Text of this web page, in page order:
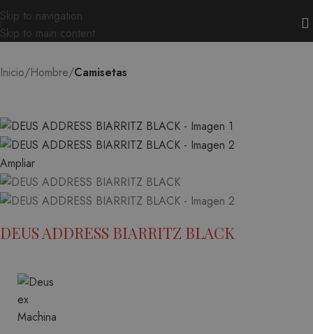
Skip to navigation
Skip to main content
Inicio Hombre Camisetas
Ampliar
DEUS ADDRESS BIARRITZ BLACK